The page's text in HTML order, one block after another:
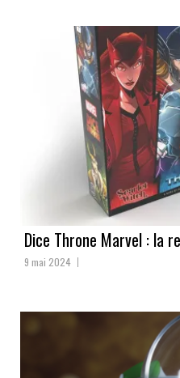
Dice Throne Marvel : la
9 mai 2024